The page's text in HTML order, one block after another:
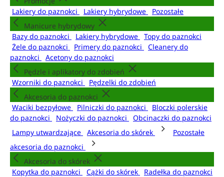
Lakiery do paznokci
Lakiery hybrydowe
Pozostałe
Manicure hybrydowy
Bazy do paznokci
Lakiery hybrydowe
Topy do paznokci
Żele do paznokci
Primery do paznokci
Cleanery do
paznokci
Acetony do paznokci
Pędzle i aplikatory do zdobień
Wzorniki do paznokci
Pędzelki do zdobień
Akcesoria do paznokci
Waciki bezpyłowe
Pilniczki do paznokci
Bloczki polerskie
do paznokci
Nożyczki do paznokci
Obcinaczki do paznokci
Lampy utwardzające
Akcesoria do skórek
Pozostałe
akcesoria do paznokci
Akcesoria do skórek
Kopytka do paznokci
Cążki do skórek
Radełka do paznokci